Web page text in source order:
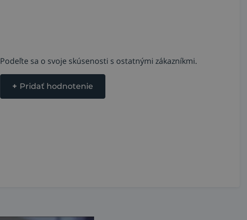
Podeľte sa o svoje skúsenosti s ostatnými zákazníkmi.
+ Pridať hodnotenie